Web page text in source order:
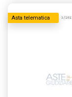
Asta telematica